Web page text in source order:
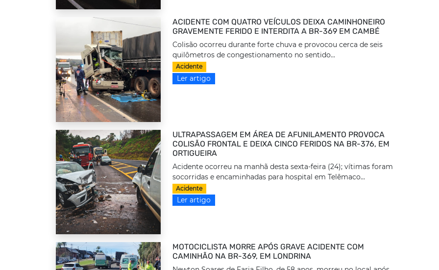
ACIDENTE COM QUATRO VEÍCULOS DEIXA CAMINHONEIRO
GRAVEMENTE FERIDO E INTERDITA A BR-369 EM CAMBÉ
Colisão ocorreu durante forte chuva e provocou cerca de seis
quilômetros de congestionamento no sentido...
Acidente
Ler artigo
ULTRAPASSAGEM EM ÁREA DE AFUNILAMENTO PROVOCA
COLISÃO FRONTAL E DEIXA CINCO FERIDOS NA BR-376, EM
ORTIGUEIRA
Acidente ocorreu na manhã desta sexta-feira (24); vítimas foram
socorridas e encaminhadas para hospital em Telêmaco...
Acidente
Ler artigo
MOTOCICLISTA MORRE APÓS GRAVE ACIDENTE COM
CAMINHÃO NA BR-369, EM LONDRINA